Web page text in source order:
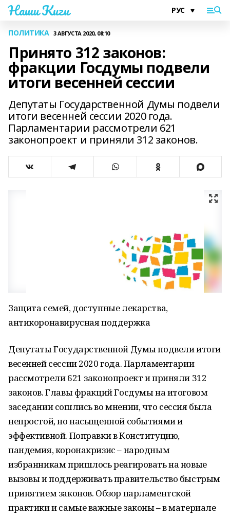
Наши Киги
ПОЛИТИКА 3 АВГУСТА 2020, 08:10
Принято 312 законов:
фракции Госдумы подвели
итоги весенней сессии
Депутаты Государственной Думы подвели
итоги весенней сессии 2020 года.
Парламентарии рассмотрели 621
законопроект и приняли 312 законов.
Защита семей, доступные лекарства,
антикоронавирусная поддержка
Депутаты Государственной Думы подвели итоги
весенней сессии 2020 года. Парламентарии
рассмотрели 621 законопроект и приняли 312
законов. Главы фракций Госдумы на итоговом
заседании сошлись во мнении, что сессия была
непростой, но насыщенной событиями и
эффективной. Поправки в Конституцию,
пандемия, коронакризис – народным
избранникам пришлось реагировать на новые
вызовы и поддерживать правительство быстрым
принятием законов. Обзор парламентской
практики и самые важные законы – в материале